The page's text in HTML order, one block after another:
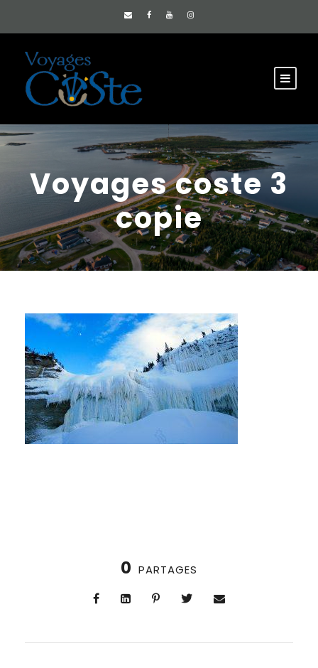
Voyages coste 3
copie
0 PARTAGES